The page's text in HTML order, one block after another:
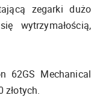
zegarki dużo
wytrzymałością,
62GS Mechanical
złotych.